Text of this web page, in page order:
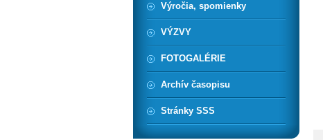
Výročia, spomienky
VÝZVY
FOTOGALÉRIE
Archív časopisu
Stránky SSS